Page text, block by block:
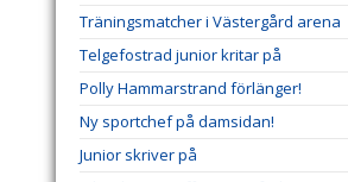
Träningsmatcher i Västergård arena
Telgefostrad junior kritar på
Polly Hammarstrand förlänger!
Ny sportchef på damsidan!
Junior skriver på